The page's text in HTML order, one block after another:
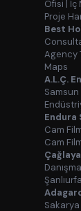
Ofisi | İç
Proje
Best
Agency
Maps
A.L.Ç.
Endura
Cam
Cam